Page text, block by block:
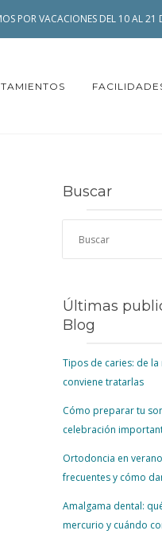
POR VACACIONES DEL 10 AL 21
Buscar
Últimas
Blog
Tipos de caries: de la
conviene tratarlas
Cómo preparar tu
celebración
Ortodoncia en
frecuentes y cómo
Amalgama dental:
mercurio y cuándo